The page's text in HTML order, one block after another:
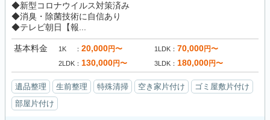
◆新型コロナウイルス対策済み
◆消臭・除菌技術に自信あり
◆テレビ朝日【報...
基本料金 1K 20,000円〜 1LDK 70,000円〜
2LDK 130,000円〜 3LDK 180,000円〜
遺品整理 生前整理 特殊清掃 空き家片付け
ゴミ屋敷片付け
部屋片付け